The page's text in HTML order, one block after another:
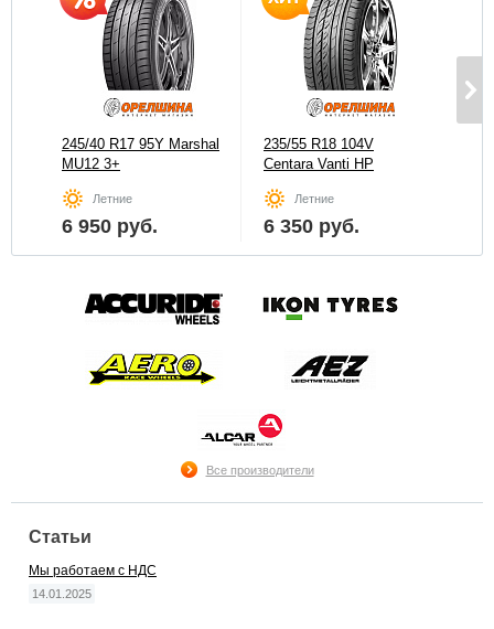
245/40 R17 95Y Marshal
MU12 3+
Летние
6 950 руб.
235/55 R18 104V
Centara Vanti HP
Летние
6 350 руб.
Все производители
Статьи
Мы работаем с НДС
14.01.2025